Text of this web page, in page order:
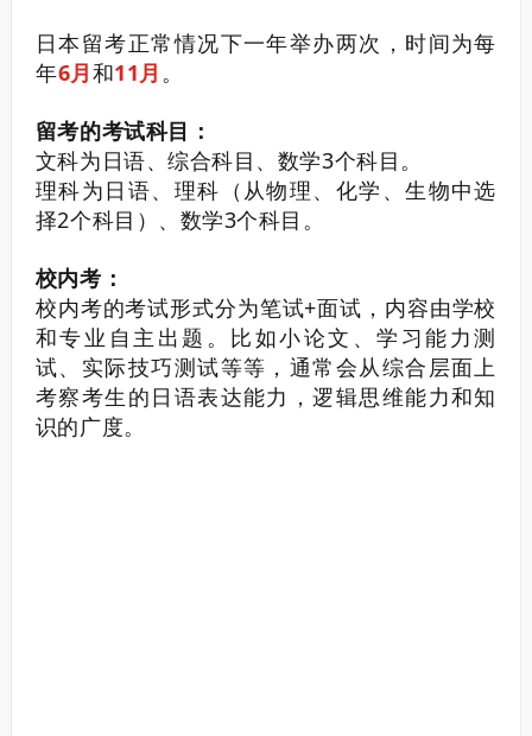
日本留考正常情况下一年举办两次，时间为每
年6月和11月 。
留考的考试科目：
文科为日语、综合科目、数学3个科目。
理科为日语、理科（从物理、化学、生物中选
择2个科目）、数学3个科目。
校内考：
校内考的考试形式分为笔试+面试，内容由学校
和专业自主出题。 比如小论文、学习能力测
试、实际技巧测试等等，通常会从综合层面上
考察考生的日语表达能力，逻辑思维能力和知
识的广度。